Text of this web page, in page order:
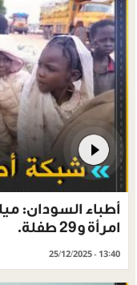
امرأة و29 طفلة.
25/12/2025 - 13:40